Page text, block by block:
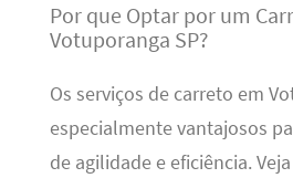
Por que Optar por um
Votuporanga SP?
Os serviços de carreto em
especialmente vantajosos
de agilidade e eficiência.